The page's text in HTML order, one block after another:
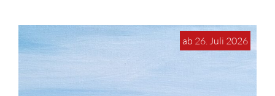
ab 26. Juli 2026